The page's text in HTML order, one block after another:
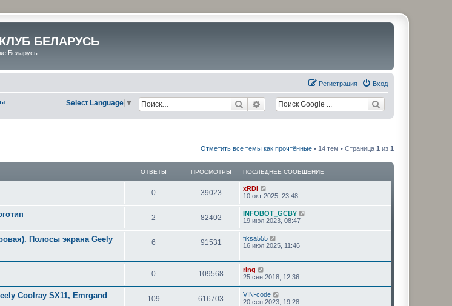
КЛУБ БЕЛАРУСЬ
Беларусь
Вход
Регистрация
Поиск Расширенный поиск
Select Language ▼
Отметить все темы как прочтённые • 14 тем • Страница 1 из 1
ОТВЕТЫ ПРОСМОТРЫ ПОСЛЕДНЕЕ СООБЩЕНИЕ
0 39023
xRDI
10 окт 2025, 23:48
2 82402
INFOBOT_GCBY
19 июл 2023, 08:47
Полосы экрана Geely
6 91531
fiksa555
16 июл 2025, 11:46
0 109568
ring
25 сен 2018, 12:36
Coolray SX11, Emrgand
109 616703
VIN-code
20 сен 2023, 19:28